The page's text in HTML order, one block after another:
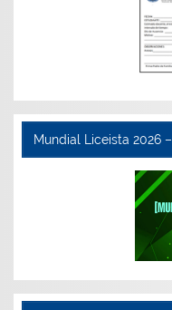
Mundial Liceista 2026